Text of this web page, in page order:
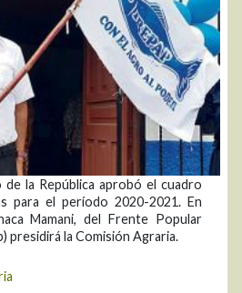
de la República aprobó el cuadro
para el período 2020-2021. En
Mamani, del Frente Popular
presidirá la Comisión Agraria.